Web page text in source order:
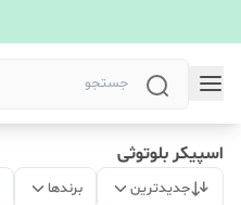
اسپیکر بلوتوثی
جدیدترین برندها